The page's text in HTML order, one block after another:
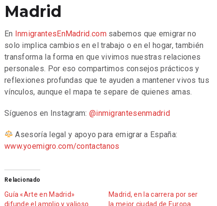
Madrid
En InmigrantesEnMadrid.comsabemos que emigrar no
solo implica cambios en el trabajo o en el hogar, también
transforma la forma en que vivimos nuestras relaciones
personales. Por eso compartimos consejos prácticos y
reflexiones profundas que te ayuden a mantener vivos tus
vínculos, aunque el mapa te separe de quienes amas.
Síguenos en Instagram: @inmigrantesenmadrid
Asesoría legal y apoyo para emigrar a España:
www.yoemigro.com/contactanos
Relacionado
Guía «Arte en Madrid»
difunde el amplio y valioso
Madrid, en la carrera por ser
la mejor ciudad de Europa